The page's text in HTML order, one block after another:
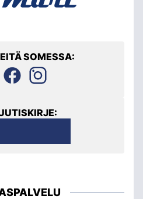
SOMESSA: